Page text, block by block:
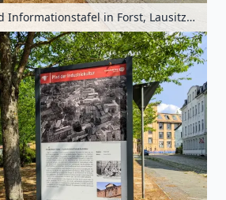
Fabrikgebäude und Informationstafel in Forst, Lausitz, Brandenburg, Deutschland